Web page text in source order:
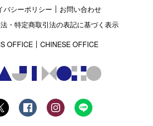
バシーポリシー
お問い合わせ
・特定商取引法の表記に基づく表示
OFFICE
CHINESE OFFICE